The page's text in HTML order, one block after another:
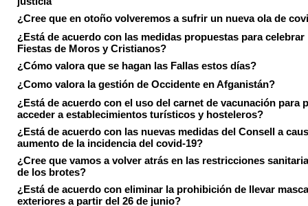
¿Cree que en otoño volveremos a sufrir un nueva ola de
¿Está de acuerdo con las medidas propuestas para celebrar
Fiestas de Moros y Cristianos?
¿Cómo valora que se hagan las Fallas estos días?
¿Como valora la gestión de Occidente en Afganistán?
¿Está de acuerdo con el uso del carnet de vacunación para
acceder a establecimientos turísticos y hosteleros?
¿Está de acuerdo con las nuevas medidas del Consell a
aumento de la incidencia del covid-19?
¿Cree que vamos a volver atrás en las restricciones
de los brotes?
¿Está de acuerdo con eliminar la prohibición de llevar
exteriores a partir del 26 de junio?